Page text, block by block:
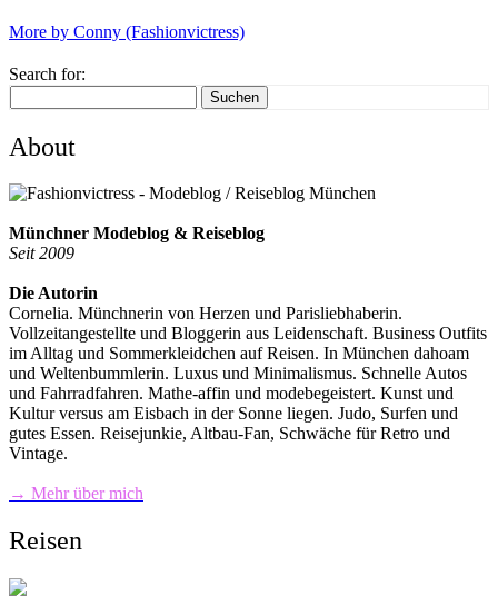
More by Conny (Fashionvictress)
Search for:
Suchen
About
Münchner Modeblog & Reiseblog
Seit 2009
Die Autorin
Cornelia. Münchnerin von Herzen und Parisliebhaberin.
Vollzeitangestellte und Bloggerin aus Leidenschaft. Business Outfits
im Alltag und Sommerkleidchen auf Reisen. In München dahoam
und Weltenbummlerin. Luxus und Minimalismus. Schnelle Autos
und Fahrradfahren. Mathe-affin und modebegeistert. Kunst und
Kultur versus am Eisbach in der Sonne liegen. Judo, Surfen und
gutes Essen. Reisejunkie, Altbau-Fan, Schwäche für Retro und
Vintage.
→ Mehr über mich
Reisen